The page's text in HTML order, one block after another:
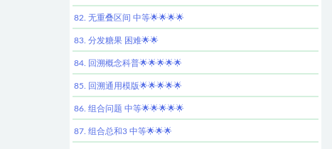
82. 无重叠区间 中等🌟🌟🌟🌟
83. 分发糖果 困难🌟🌟
84. 回溯概念科普🌟🌟🌟🌟🌟
85. 回溯通用模版🌟🌟🌟🌟🌟
86. 组合问题 中等🌟🌟🌟🌟🌟
87. 组合总和3 中等🌟🌟🌟